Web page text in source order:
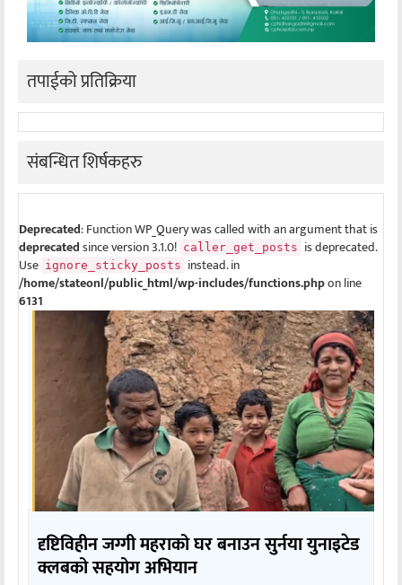
तपाईको प्रतिक्रिया
संबन्धित शिर्षकहरु
Deprecated: Function WP_Query was called with an argument that is
deprecatedsince version 3.1.0! caller_get_posts is deprecated.
Use ignore_sticky_posts instead. in
/home/stateonl/public_html/wp-includes/functions.phpon line
6131
दृष्टिविहीन जग्गी महराको घर बनाउन सुर्नया युनाइटेड
क्लबको सहयोग अभियान